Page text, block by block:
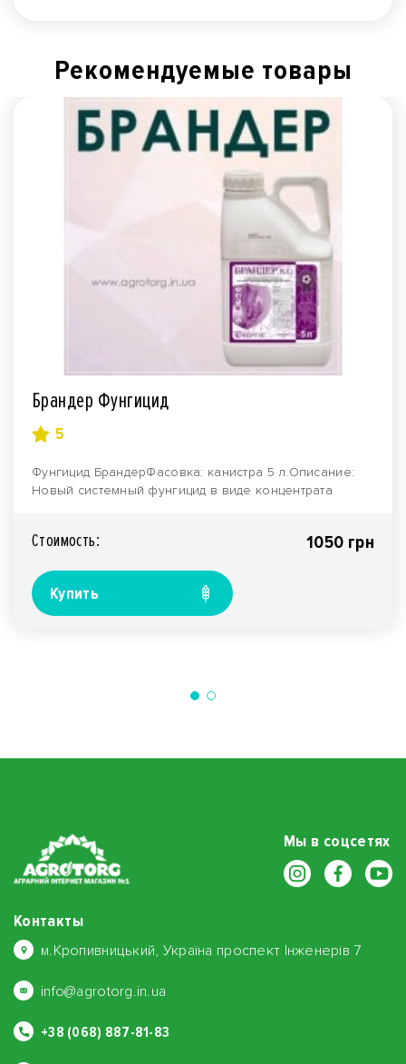
Рекомендуемые товары
Брандер Фунгицид
5
Фунгицид БрандерФасовка: канистра 5 л.Описание:
Новый системный фунгицид в виде концентрата
Стоимость: 1050 грн
Купить
Мы в соцсетях
Контакты
м.Кропивницький, Україна проспект Інженерів 7
info@agrotorg.in.ua
+38 (068) 887-81-83